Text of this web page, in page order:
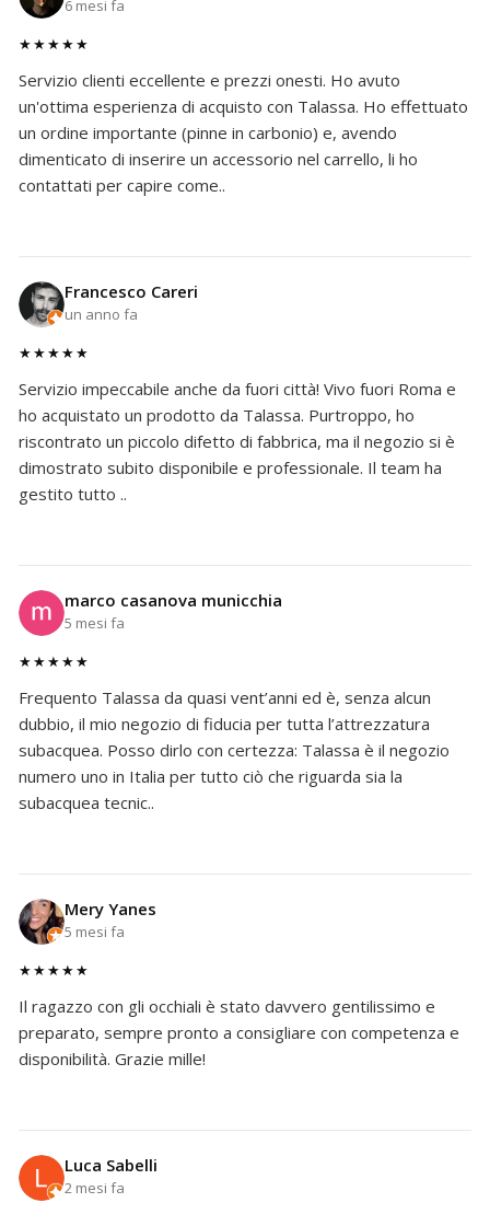
6 mesi fa
★★★★★
Servizio clienti eccellente e prezzi onesti. Ho avuto
un'ottima esperienza di acquisto con Talassa. Ho effettuato
un ordine importante (pinne in carbonio) e, avendo
dimenticato di inserire un accessorio nel carrello, li ho
contattati per capire come..
Francesco Careri
un anno fa
★★★★★
Servizio impeccabile anche da fuori città! Vivo fuori Roma e
ho acquistato un prodotto da Talassa. Purtroppo, ho
riscontrato un piccolo difetto di fabbrica, ma il negozio si è
dimostrato subito disponibile e professionale. Il team ha
gestito tutto ..
marco casanova municchia
5 mesi fa
★★★★★
Frequento Talassa da quasi vent’anni ed è, senza alcun
dubbio, il mio negozio di fiducia per tutta l’attrezzatura
subacquea. Posso dirlo con certezza: Talassa è il negozio
numero uno in Italia per tutto ciò che riguarda sia la
subacquea tecnic..
Mery Yanes
5 mesi fa
★★★★★
Il ragazzo con gli occhiali è stato davvero gentilissimo e
preparato, sempre pronto a consigliare con competenza e
disponibilità. Grazie mille!
Luca Sabelli
2 mesi fa